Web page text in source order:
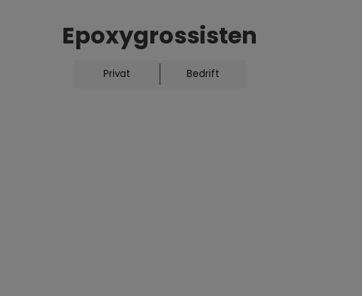
Epoxygrossisten
Privat Bedrift
Er du interessert i
send en forespørsel.